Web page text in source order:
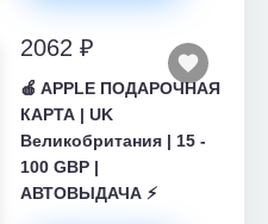
2062 ₽
🍎 APPLE ПОДАРОЧНАЯ
КАРТА | UK
Великобритания | 15 -
100 GBP |
АВТОВЫДАЧА ⚡️